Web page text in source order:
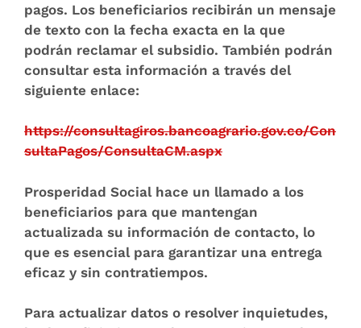
pagos. Los beneficiarios recibirán un mensaje
de texto con la fecha exacta en la que
podrán reclamar el subsidio. También podrán
consultar esta información a través del
siguiente enlace:
https://consultagiros.bancoagrario.gov.co/Con
sultaPagos/ConsultaCM.aspx
Prosperidad Social hace un llamado a los
beneficiarios para que mantengan
actualizada su información de contacto, lo
que es esencial para garantizar una entrega
eficaz y sin contratiempos.
Para actualizar datos o resolver inquietudes,